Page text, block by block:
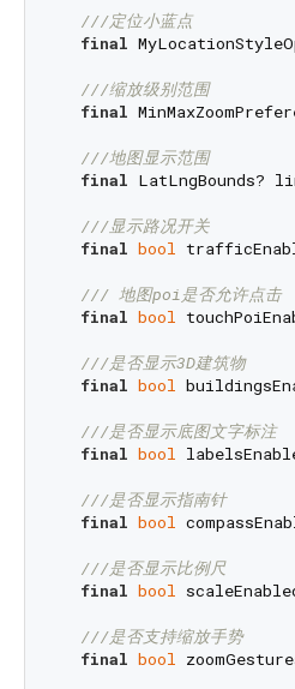
///定位小蓝点
final
///缩放级别范围
final
///地图显示范围
final LatLngBounds?
///显示路况开关
final bool
/// 地图poi是否允许点击
final bool
///是否显示3D建筑物
final bool
///是否显示底图文字标注
final bool
///是否显示指南针
final bool
///是否显示比例尺
final bool
///是否支持缩放手势
final bool